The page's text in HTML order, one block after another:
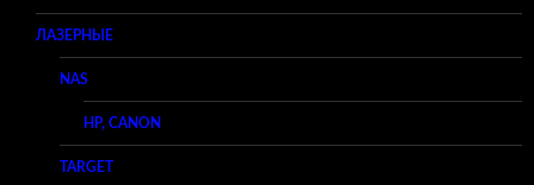
ЛАЗЕРНЫЕ
NAS
HP, CANON
TARGET